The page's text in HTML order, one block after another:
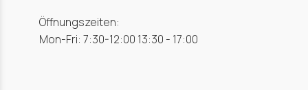
Öffnungszeiten:
Mon-Fri: 7:30-12:00 13:30 - 17:00